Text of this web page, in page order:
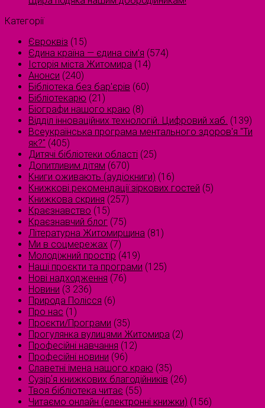
Категорії
Євроквіз (15)
Єдина країна — єдина сім’я (574)
Історія міста Житомира (14)
Анонси (240)
Бібліотека без бар'єрів (60)
Бібліотекарю (21)
Біографи нашого краю (8)
Відділ інноваційних технологій. Цифровий хаб. (139)
Всеукраїнська програма ментального здоров'я "Ти
як?" (405)
Дитячі бібліотеки області (25)
Допитливим дітям (670)
Книги оживають (аудіокниги) (16)
Книжкові рекомендації зіркових гостей (5)
Книжкова скриня (257)
Краєзнавство (15)
Краєзнавчий блог (75)
Літературна Житомирщина (81)
Ми в соцмережах (7)
Молодіжний простір (419)
Наші проєкти та програми (125)
Нові надходження (76)
Новини (3 236)
Природа Полісся (6)
Про нас (1)
Проєкти/Програми (35)
Прогулянка вулицями Житомира (2)
Професійні навчання (12)
Професійні новини (96)
Славетні імена нашого краю (35)
Сузірʼя книжкових благодійників (26)
Твоя бібліотека читає (55)
Читаємо онлайн (електронні книжки) (156)